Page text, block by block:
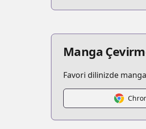
Manga
Favori dilinizde